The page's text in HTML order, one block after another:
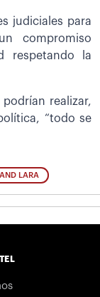
judiciales para
compromiso
respetando la
realizar,
“todo se
LARA